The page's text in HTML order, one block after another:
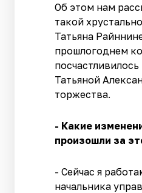
Об этом нам
такой
Татьяна
прошлогоднем
Татьяной
торжества.
- Какие
произошли за
- Сейчас я
начальника